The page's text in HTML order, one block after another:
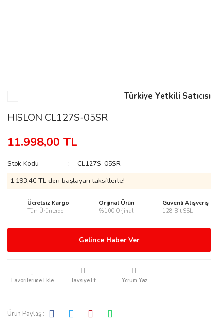
Türkiye Yetkili Satıcısı
HISLON CL127S-05SR
11.998,00 TL
Stok Kodu
CL127S-05SR
1.193,40 TL den başlayan taksitlerle!
Ücretsiz Kargo
Tüm Ürünlerde
Orijinal Ürün
%100 Orjinal
Güvenli Alışveriş
128 Bit SSL
Gelince Haber Ver
Tavsiye Et Yorum Yaz
Ürün Paylaş :